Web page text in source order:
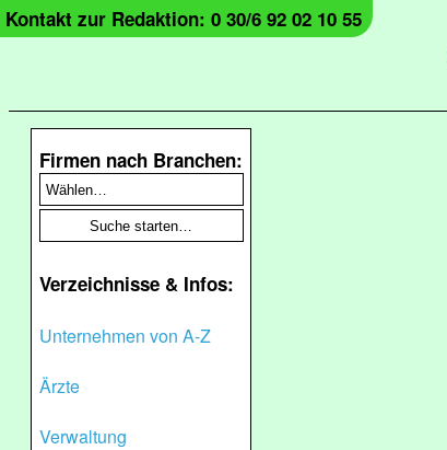
Kontakt zur Redaktion: 0 30/6 92 02 10 55
Firmen nach Branchen:
Verzeichnisse & Infos:
Unternehmen von A-Z
Ärzte
Verwaltung